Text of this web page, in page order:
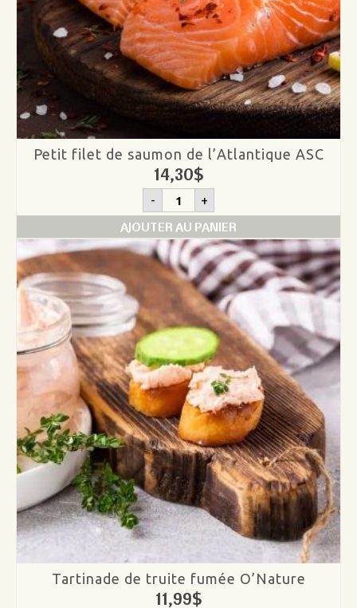
Petit filet de saumon de l’Atlantique ASC
14,30$
- quantité
de
Petit
filet
de
saumon
de
l’Atlantique
ASC
+
AJOUTER AU PANIER
Tartinade de truite fumée O’Nature
11,99$